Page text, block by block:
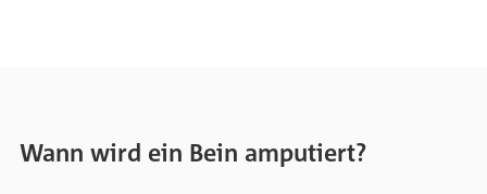
Wann wird ein Bein amputiert?